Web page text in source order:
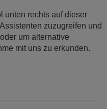
unten rechts auf dieser
zuzugreifen und
um alternative
mit uns zu erkunden.